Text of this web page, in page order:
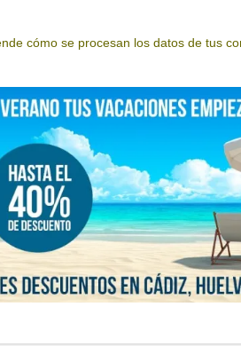
cómo se procesan los datos de tus